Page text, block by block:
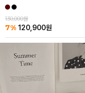
130,000원
7% 120,900원